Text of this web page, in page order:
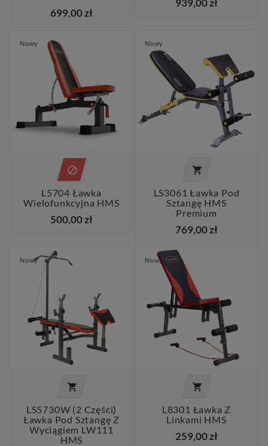
699,00 zł
939,00 zł
Nowy

L5704 Ławka
Wielofunkcyjna HMS
500,00 zł
Nowy

LS3061 Ławka Pod
Sztangę HMS
Premium
769,00 zł
Nowy

LS5730W (2 Części)
Ławka Pod Sztangę Z
Wyciągiem LW111
HMS
Nowy

L8301 Ławka Z
Linkami HMS
259,00 zł